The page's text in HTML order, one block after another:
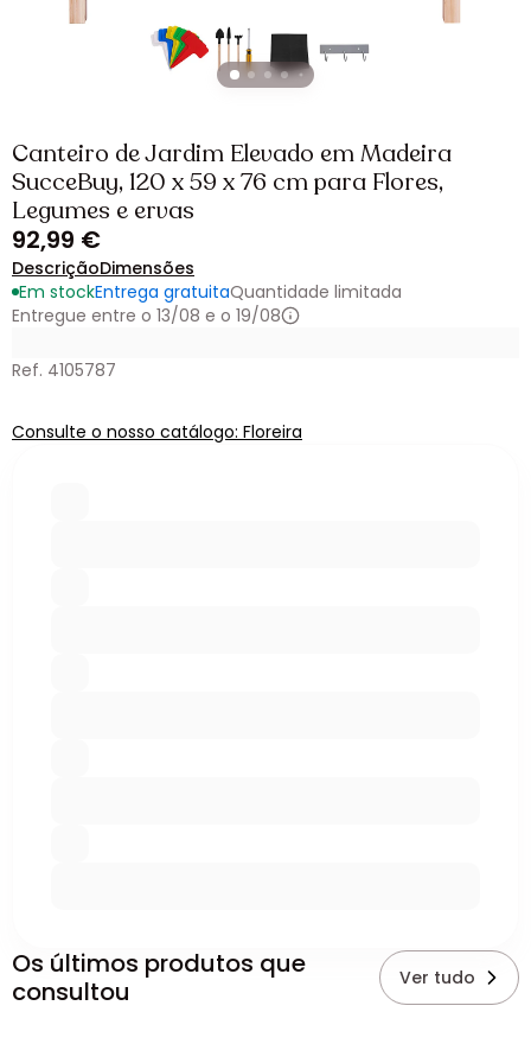
Canteiro de Jardim Elevado em Madeira
SucceBuy, 120 x 59 x 76 cm para Flores,
Legumes e ervas
92,99 €
DescriçãoDimensões
Em stockEntrega gratuitaQuantidade limitada
Entregue entre o 13/08 e o 19/08
Ref. 4105787
Consulte o nosso catálogo: Floreira
Os últimos produtos que
consultou
Ver tudo